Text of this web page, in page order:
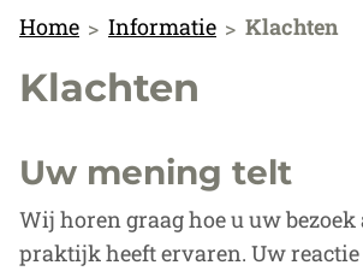
Home Informatie Klachten
Klachten
Uw mening telt
Wij horen graag hoe u uw bezoek
praktijk heeft ervaren. Uw